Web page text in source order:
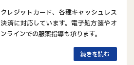
クレジットカード、各種キャッシュレス
決済に対応しています。電子処方箋やオ
ンラインでの服薬指導も承ります。
続きを読む